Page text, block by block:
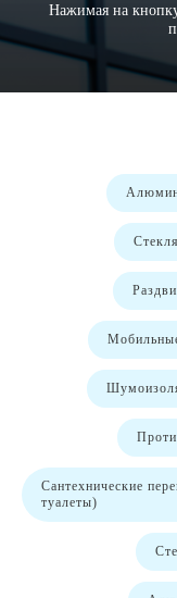
Нажимая на
Сантехнические
туалеты)